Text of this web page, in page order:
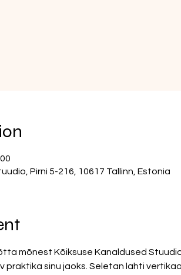
Pirni 5-216, 10617 Tallinn, Estonia
mõnest Kõiksuse Kanaldused
praktika sinu jaoks. Seletan lahti